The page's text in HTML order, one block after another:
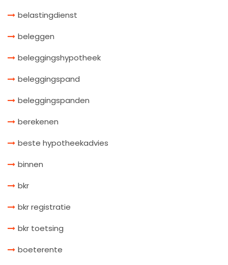
belastingdienst
beleggen
beleggingshypotheek
beleggingspand
beleggingspanden
berekenen
beste hypotheekadvies
binnen
bkr
bkr registratie
bkr toetsing
boeterente